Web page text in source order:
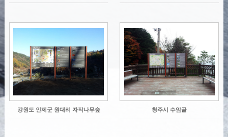
강원도 인제군 원대리 자작나무숲 청주시 수암골